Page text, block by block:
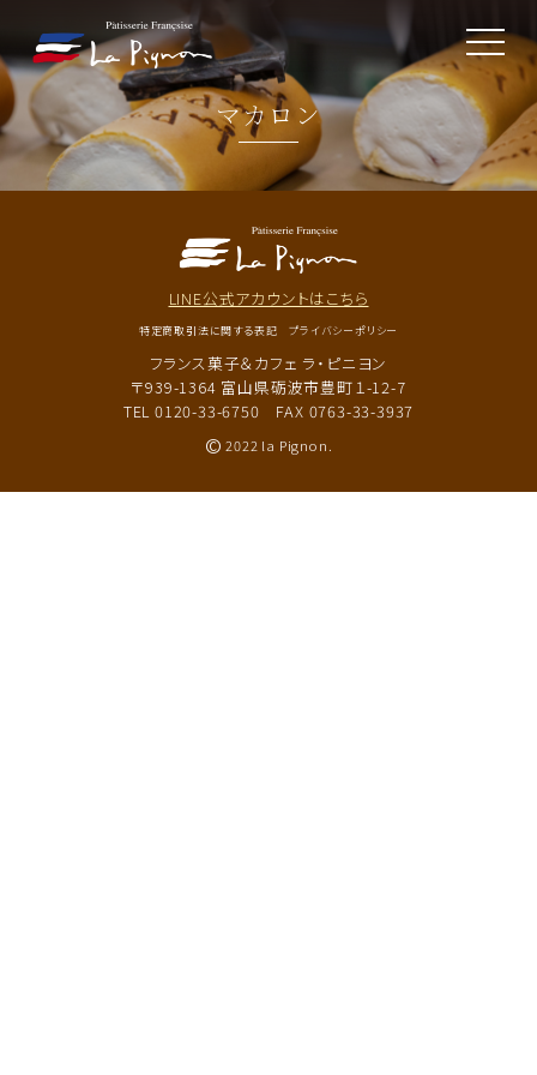
マカロン
LINE公式アカウントはこちら
特定商取引法に関する表記 プライバシーポリシー
フランス菓子＆カフェ ラ・ピニヨン
〒939-1364 富山県砺波市豊町１-12-7
TEL 0120-33-6750 FAX 0763-33-3937
© 2022 la Pignon.